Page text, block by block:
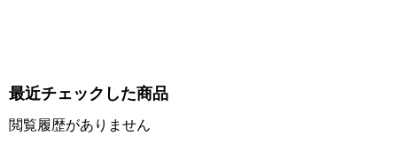
最近チェックした商品
閲覧履歴がありません